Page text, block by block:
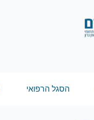
הסגל הרפואי